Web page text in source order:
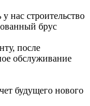
нас строительство
брус
после
обслуживание
будущего нового